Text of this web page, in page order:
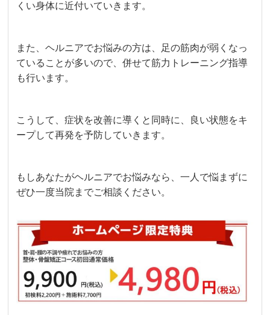
くい身体に近付いていきます。
また、ヘルニアでお悩みの方は、足の筋肉が弱くなっ
ていることが多いので、併せて筋力トレーニング指導
も行います。
こうして、症状を改善に導くと同時に、良い状態をキ
ープして再発を予防していきます。
もしあなたがヘルニアでお悩みなら、一人で悩まずに
ぜひ一度当院までご相談ください。